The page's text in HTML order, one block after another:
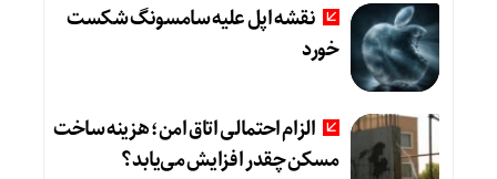
نقشه اپل علیه سامسونگ شکست
خورد
الزام احتمالی اتاق امن؛ هزینه ساخت
مسکن چقدر افزایش می‌یابد؟